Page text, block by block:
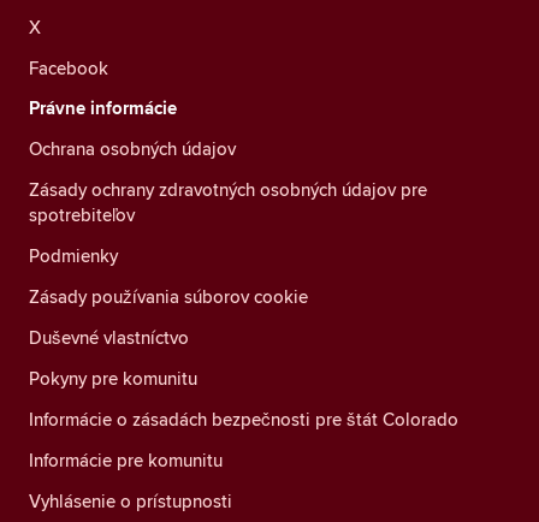
X
Facebook
Právne informácie
Ochrana osobných údajov
Zásady ochrany zdravotných osobných údajov pre
spotrebiteľov
Podmienky
Zásady používania súborov cookie
Duševné vlastníctvo
Pokyny pre komunitu
Informácie o zásadách bezpečnosti pre štát Colorado
Informácie pre komunitu
Vyhlásenie o prístupnosti